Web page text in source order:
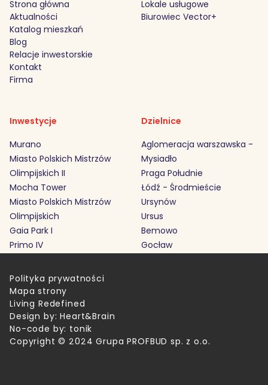
Strona główna
Aktualności
Katalog mieszkań
Blog
Relacje inwestorskie
Kontakt
Firma
Lokale usługowe
Biurowiec Vector+
Inwestycje
Murano
Miasto Polskich Mistrzów
Olimpijskich II
Mocha Tower
Miasto Polskich Mistrzów
Olimpijskich
Gaia Park I
Primo IV
Dzielnice
Aglomeracja warszawska -
Mysiadło
Praga Południe
Łódź - Środmieście
Ursynów
Ursus
Bemowo
Gocław
Copyright © 2024 Grupa PROFBUD sp. z o.o.
Polityka prywatności
Mapa strony
Living Redefined
Design by: Heart&Brain
No-code by: tonik